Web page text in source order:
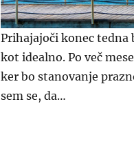
Prihajajoči konec tedna
kot idealno. Po več
ker bo stanovanje
sem se, da…